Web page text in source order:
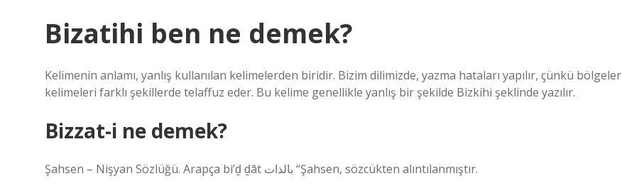
Bizatihi ben ne demek?
Kelimenin anlamı, yanlış kullanılan kelimelerden biridir. Bizim dilimizde, yazma hataları yapılır, çünkü bölgeler
kelimeleri farklı şekillerde telaffuz eder. Bu kelime genellikle yanlış bir şekilde Bizkihi şeklinde yazılır.
Bizzat-i ne demek?
Şahsen – Nişyan Sözlüğü. Arapça bi’ḏ ḏāt بالذات “Şahsen, sözcükten alıntılanmıştır.